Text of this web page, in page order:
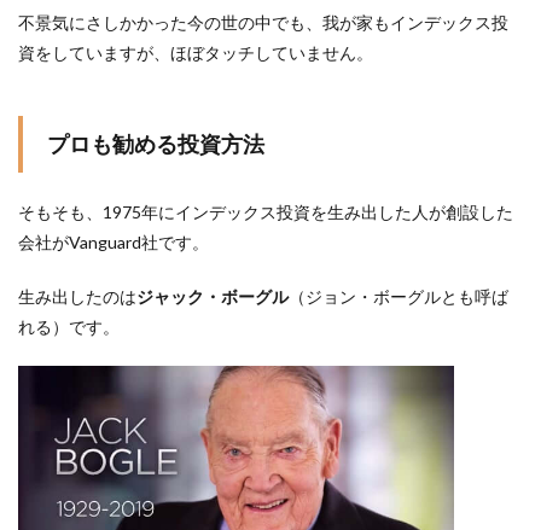
不景気にさしかかった今の世の中でも、我が家もインデックス投
資をしていますが、ほぼタッチしていません。
プロも勧める投資方法
そもそも、1975年にインデックス投資を生み出した人が創設した
会社がVanguard社です。
生み出したのはジャック・ボーグル（ジョン・ボーグルとも呼ば
れる）です。